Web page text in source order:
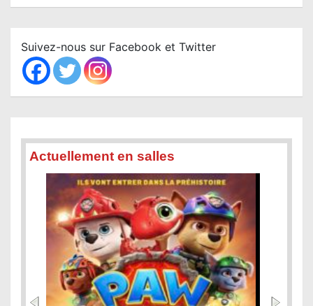
a
c
h
Suivez-nous sur Facebook et Twitter
Actuellement en salles